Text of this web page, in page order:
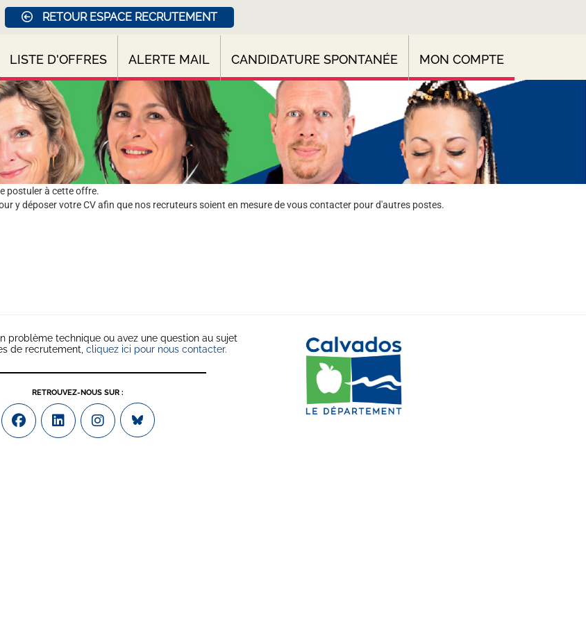
RETOUR ESPACE RECRUTEMENT
LISTE D'OFFRES ALERTE MAIL CANDIDATURE SPONTANÉE MON COMPTE
postuler à cette offre.
y déposer votre CV afin que nos recruteurs soient en mesure de vous contacter pour d'autres postes.
problème technique ou avez une question au sujet
de recrutement, cliquez ici pour nous contacter.
RETROUVEZ-NOUS SUR :